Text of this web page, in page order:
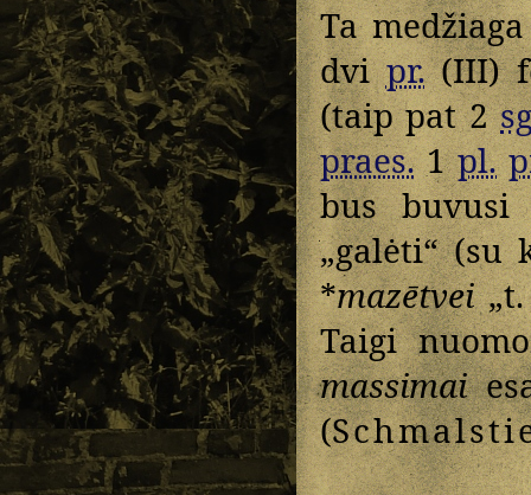
Ta
dvipr.(III)
(taip pat 2
praes.1pl.
bus
„galėti“
*mazētvei
Taigi
massimai
(